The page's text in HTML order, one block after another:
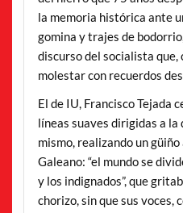
la memoria histórica ante
gomina y trajes de
discurso del socialista que,
molestar con recuerdos
El de IU, Francisco Tejada
líneas suaves dirigidas a la
mismo, realizando un
Galeano: “el mundo se
y los indignados”, que
chorizo, sin que sus voces,